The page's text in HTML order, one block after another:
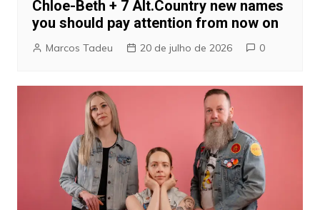
Chloe-Beth + 7 Alt.Country new names
you should pay attention from now on
Marcos Tadeu 20 de julho de 2026 0